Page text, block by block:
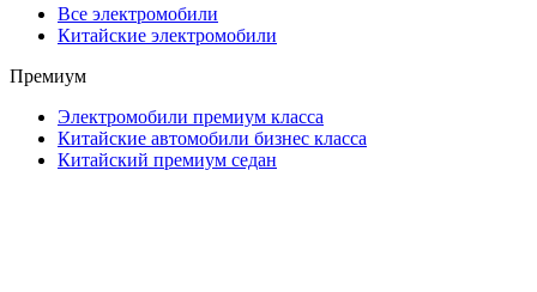
Все электромобили
Китайские электромобили
Премиум
Электромобили премиум класса
Китайские автомобили бизнес класса
Китайский премиум седан